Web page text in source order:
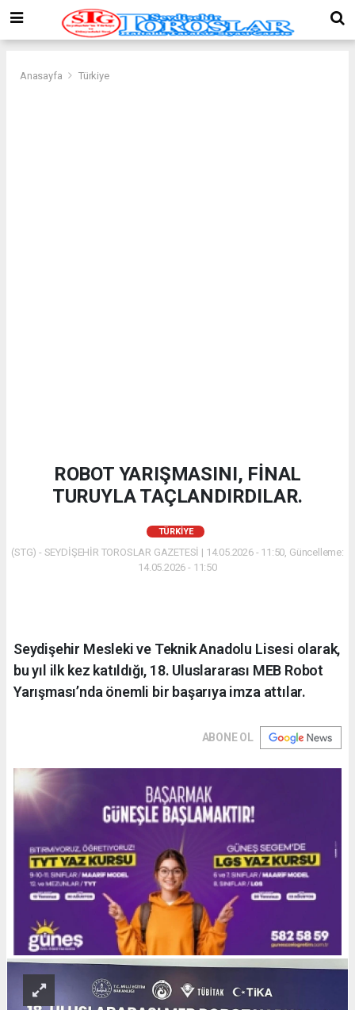
Anasayfa Türkiye
ROBOT YARIŞMASINI, FİNAL
TURUYLA TAÇLANDIRDILAR.
TÜRKIYE
(STG) - SEYDİŞEHİR TOROSLAR GAZETESİ | 14.05.2026 - 11:50, Güncelleme:
14.05.2026 - 11:50
Seydişehir Mesleki ve Teknik Anadolu Lisesi olarak,
bu yıl ilk kez katıldığı, 18. Uluslararası MEB Robot
Yarışması’nda önemli bir başarıya imza attılar.
ABONE OL